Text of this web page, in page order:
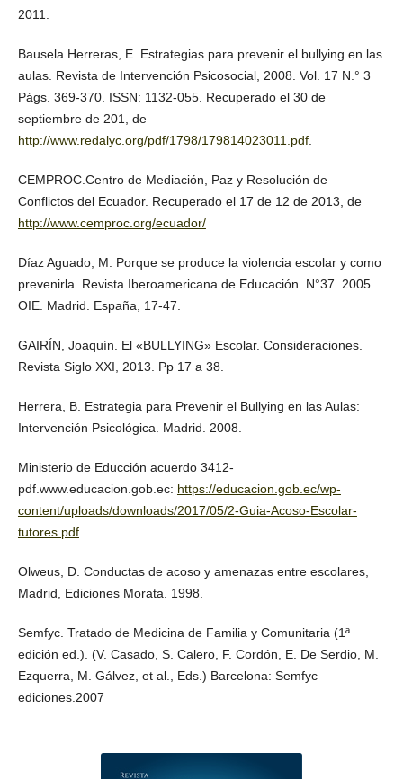
2011.
Bausela Herreras, E. Estrategias para prevenir el bullying en las
aulas. Revista de Intervención Psicosocial, 2008. Vol. 17 N.° 3
Págs. 369-370. ISSN: 1132-055. Recuperado el 30 de
septiembre de 201, de
http://www.redalyc.org/pdf/1798/179814023011.pdf.
CEMPROC.Centro de Mediación, Paz y Resolución de
Conflictos del Ecuador. Recuperado el 17 de 12 de 2013, de
http://www.cemproc.org/ecuador/
Díaz Aguado, M. Porque se produce la violencia escolar y como
prevenirla. Revista Iberoamericana de Educación. N°37. 2005.
OIE. Madrid. España, 17-47.
GAIRÍN, Joaquín. El «BULLYING» Escolar. Consideraciones.
Revista Siglo XXI, 2013. Pp 17 a 38.
Herrera, B. Estrategia para Prevenir el Bullying en las Aulas:
Intervención Psicológica. Madrid. 2008.
Ministerio de Educción acuerdo 3412-
pdf.www.educacion.gob.ec: https://educacion.gob.ec/wp-
content/uploads/downloads/2017/05/2-Guia-Acoso-Escolar-
tutores.pdf
Olweus, D. Conductas de acoso y amenazas entre escolares,
Madrid, Ediciones Morata. 1998.
Semfyc. Tratado de Medicina de Familia y Comunitaria (1ª
edición ed.). (V. Casado, S. Calero, F. Cordón, E. De Serdio, M.
Ezquerra, M. Gálvez, et al., Eds.) Barcelona: Semfyc
ediciones.2007